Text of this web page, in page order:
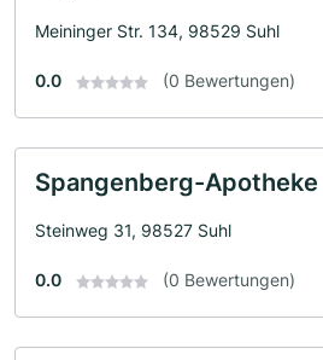
Meininger Str. 134, 98529 Suhl
0.0 (0 Bewertungen)
Spangenberg-Apotheke
Steinweg 31, 98527 Suhl
0.0 (0 Bewertungen)